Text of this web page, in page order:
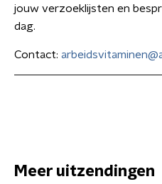
jouw verzoeklijsten en
dag.
Contact:
Meer uitzendingen